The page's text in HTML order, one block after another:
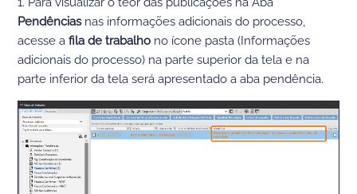
Pendênciasnas informações adicionais do processo,
acesse afila de trabalho no ícone pasta (Informações
adicionais do processo) na parte superior da tela e na
parte inferior da tela será apresentado a aba pendência.